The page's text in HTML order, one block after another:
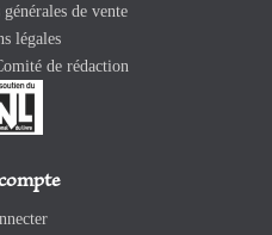
de vente
légales
de rédaction